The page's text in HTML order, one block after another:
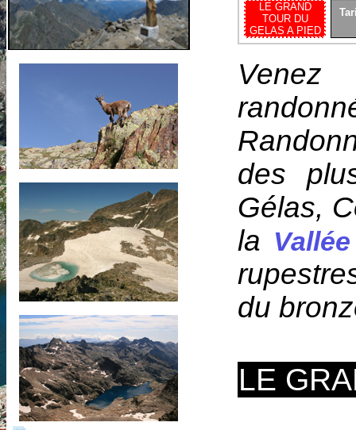
LE GRAND
TOUR DU
GELAS A PIED
des
Gélas,
la
du
LE